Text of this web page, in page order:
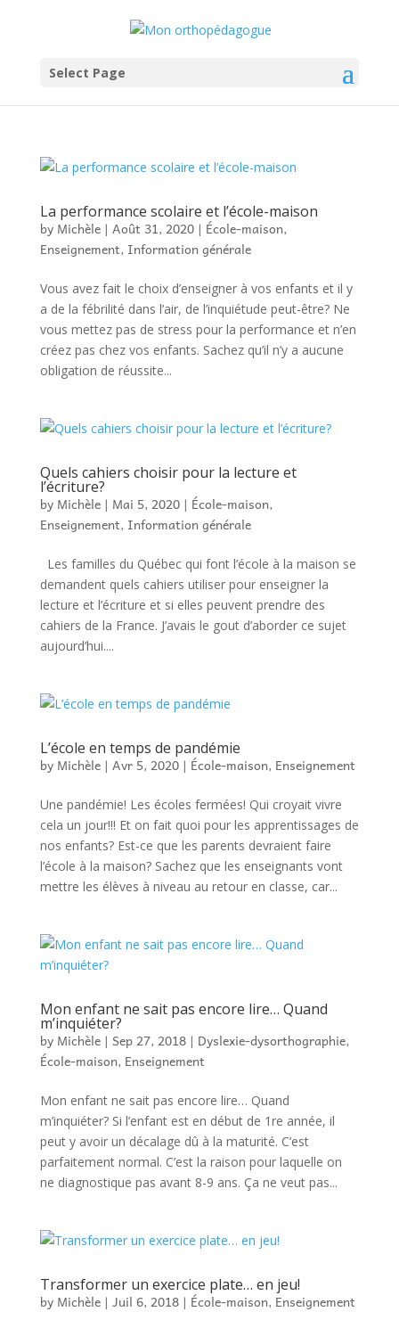
Select Page
La performance scolaire et l’école-maison
by Michèle| Août 31, 2020| École-maison,
Enseignement, Information générale
Vous avez fait le choix d’enseigner à vos enfants et il y
a de la fébrilité dans l’air, de l’inquiétude peut-être? Ne
vous mettez pas de stress pour la performance et n’en
créez pas chez vos enfants. Sachez qu’il n’y a aucune
obligation de réussite...
Quels cahiers choisir pour la lecture et
l’écriture?
by Michèle| Mai 5, 2020| École-maison,
Enseignement, Information générale
Les familles du Québec qui font l’école à la maison se
demandent quels cahiers utiliser pour enseigner la
lecture et l’écriture et si elles peuvent prendre des
cahiers de la France. J’avais le gout d’aborder ce sujet
aujourd’hui....
L’école en temps de pandémie
by Michèle| Avr 5, 2020| École-maison, Enseignement
Une pandémie! Les écoles fermées! Qui croyait vivre
cela un jour!!! Et on fait quoi pour les apprentissages de
nos enfants? Est-ce que les parents devraient faire
l’école à la maison? Sachez que les enseignants vont
mettre les élèves à niveau au retour en classe, car...
Mon enfant ne sait pas encore lire… Quand
m’inquiéter?
by Michèle| Sep 27, 2018| Dyslexie-dysorthographie,
École-maison, Enseignement
Mon enfant ne sait pas encore lire… Quand
m’inquiéter? Si l’enfant est en début de 1re année, il
peut y avoir un décalage dû à la maturité. C’est
parfaitement normal. C’est la raison pour laquelle on
ne diagnostique pas avant 8-9 ans. Ça ne veut pas...
Transformer un exercice plate… en jeu!
by Michèle| Juil 6, 2018| École-maison, Enseignement